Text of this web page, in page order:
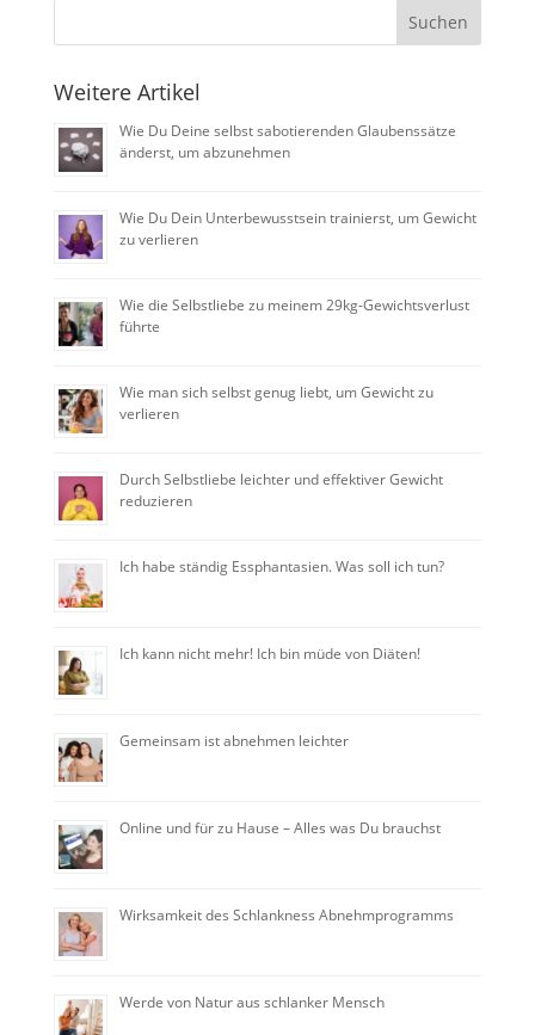
Weitere Artikel
Wie Du Deine selbst sabotierenden Glaubenssätze
änderst, um abzunehmen
Wie Du Dein Unterbewusstsein trainierst, um Gewicht
zu verlieren
Wie die Selbstliebe zu meinem 29kg-Gewichtsverlust
führte
Wie man sich selbst genug liebt, um Gewicht zu
verlieren
Durch Selbstliebe leichter und effektiver Gewicht
reduzieren
Ich habe ständig Essphantasien. Was soll ich tun?
Ich kann nicht mehr! Ich bin müde von Diäten!
Gemeinsam ist abnehmen leichter
Online und für zu Hause – Alles was Du brauchst
Wirksamkeit des Schlankness Abnehmprogramms
Werde von Natur aus schlanker Mensch